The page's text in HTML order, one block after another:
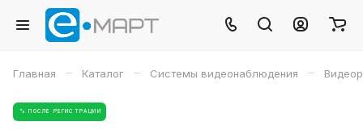
Главная – Каталог – Системы видеонаблюдения –
% ПОСЛЕ РЕГИСТРАЦИИ